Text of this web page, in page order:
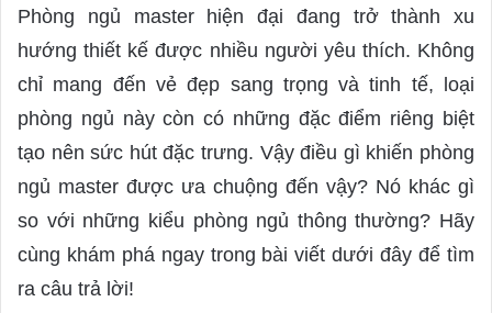
d
n
e
m
l
Phòng ngủ master hiện đại đang trở thành xu
hướng thiết kế được nhiều người yêu thích. Không
chỉ mang đến vẻ đẹp sang trọng và tinh tế, loại
phòng ngủ này còn có những đặc điểm riêng biệt
tạo nên sức hút đặc trưng. Vậy điều gì khiến phòng
ngủ master được ưa chuộng đến vậy? Nó khác gì
so với những kiểu phòng ngủ thông thường? Hãy
cùng khám phá ngay trong bài viết dưới đây để tìm
ra câu trả lời!